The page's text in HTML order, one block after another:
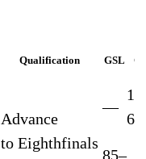
Qualification GSL
Advance
to Eighthfinals
—
68
85–